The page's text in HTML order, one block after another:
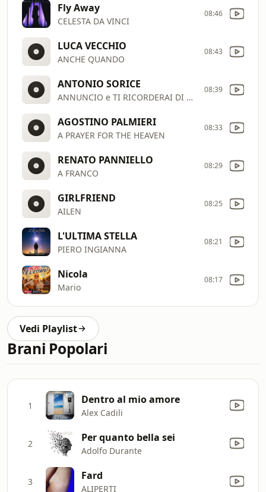
Fly Away
CELESTA DA VINCI
08:46
LUCA VECCHIO
ANCHE QUANDO
08:43
ANTONIO SORICE
ANNUNCIO e TI RICORDERAI DI ME
08:39
AGOSTINO PALMIERI
A PRAYER FOR THE HEAVEN
08:33
RENATO PANNIELLO
A FRANCO
08:29
GIRLFRIEND
AILEN
08:25
L'ULTIMA STELLA
PIERO INGIANNA
08:21
Nicola
Mario
08:17
Vedi Playlist
Brani Popolari
1 Dentro al mio amore
Alex Cadili
2 Per quanto bella sei
Adolfo Durante
3 Fard
ALIPERTI